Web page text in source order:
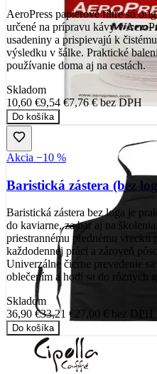
AeroPress papierové filtre sú
určené na prípravu kávy v
usadeniny a prispievajú k
výsledku v šálke. Praktické
používanie doma aj na cestách.
Skladom
10,60 €9,54 €7,76 €bez DPH
Do košíka
Akcia −10 %
Baristická zástera (bez
Baristická zástera bez loga je
do kaviarne, za bar aj na
priestrannému prednému vrecku
každodennej práci a zároveň
Univerzálne čierne prevedenie
oblečením a hodí sa do rôznych
Skladom
36,90 €33,21 €27,00 € bez DPH
Do košíka